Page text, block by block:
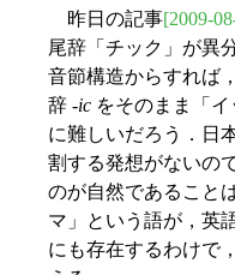
昨日の記事[2009-
尾辞「チック」が異
音節構造からすれば，
辞 -ic をそのまま「
に難しいだろう．日
割する発想がないの
のが自然であること
マ」という語が，英
にも存在するわけで